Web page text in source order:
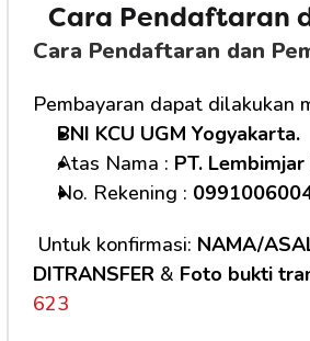
Cara Pendaftaran
Cara Pendaftaran dan
Pembayaran dapat dilakukan
BNI KCU UGM Yogyakarta.
Atas Nama : PT.
No. Rekening :
Untuk konfirmasi: NAMA/
DITRANSFER & Foto bukti
623